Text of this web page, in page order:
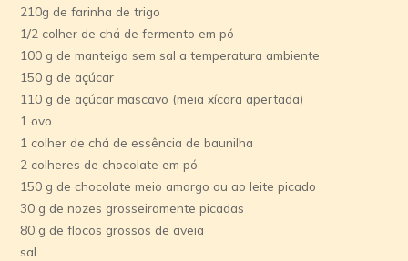
210g de farinha de trigo
1/2 colher de chá de fermento em pó
100 g de manteiga sem sal a temperatura ambiente
150 g de açúcar
110 g de açúcar mascavo (meia xí­cara apertada)
1 ovo
1 colher de chá de essência de baunilha
2 colheres de chocolate em pó
150 g de chocolate meio amargo ou ao leite picado
30 g de nozes grosseiramente picadas
80 g de flocos grossos de aveia
sal